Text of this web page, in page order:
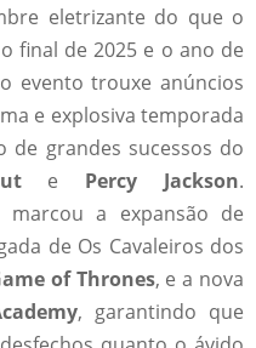
eletrizante do que o
final de 2025 e o ano de
evento trouxe anúncios
e explosiva temporada
grandes sucessos do
e Percy Jackson.
marcou a expansão de
de Os Cavaleiros dos
of Thrones, e a nova
, garantindo que